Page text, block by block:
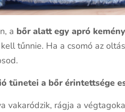
a bőr alatt egy apró
tűnnie. Ha a csomó az
tünetei a bőr érintettsége
vakaródzik, rágja a